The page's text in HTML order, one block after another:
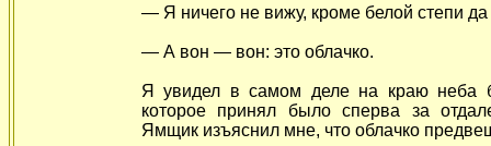
— Я ничего не вижу, кроме белой степи да
— А вон — вон: это облачко.
Я увидел в самом деле на краю неба
которое принял было сперва за
Ямщик изъяснил мне, что облачко